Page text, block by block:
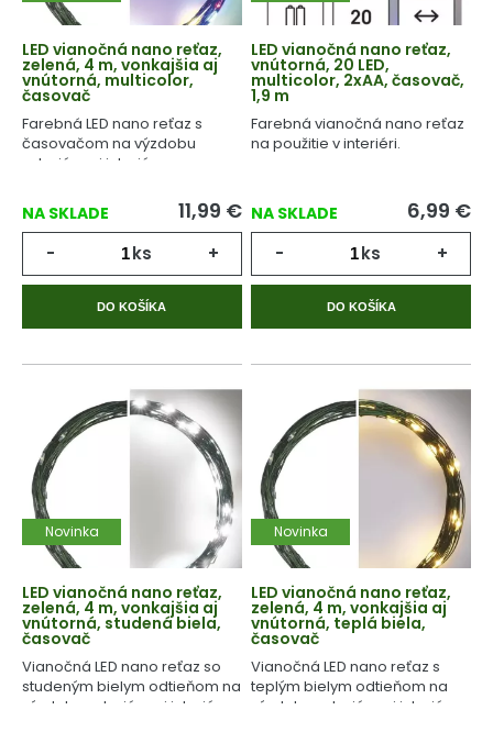
LED vianočná nano reťaz,
zelená, 4 m, vonkajšia aj
vnútorná, multicolor,
časovač
Farebná LED nano reťaz s
časovačom na výzdobu
exteriéru aj interiéru.
NA SKLADE 11,99 €
- ks +
DO KOŠÍKA
LED vianočná nano reťaz,
vnútorná, 20 LED,
multicolor, 2xAA, časovač,
1,9 m
Farebná vianočná nano reťaz
na použitie v interiéri.
NA SKLADE 6,99 €
- ks +
DO KOŠÍKA
Novinka
LED vianočná nano reťaz,
zelená, 4 m, vonkajšia aj
vnútorná, studená biela,
časovač
Vianočná LED nano reťaz so
studeným bielym odtieňom na
výzdobu exteriéru aj interiéru.
Novinka
LED vianočná nano reťaz,
zelená, 4 m, vonkajšia aj
vnútorná, teplá biela,
časovač
Vianočná LED nano reťaz s
teplým bielym odtieňom na
výzdobu exteriéru aj interiéru.